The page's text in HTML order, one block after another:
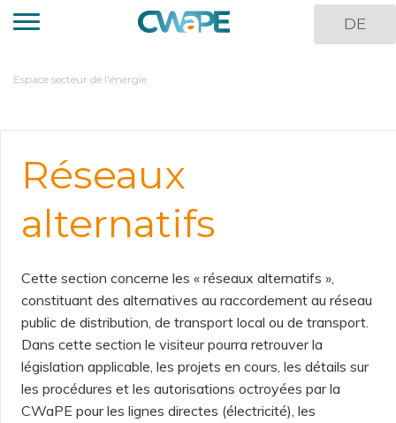
Direkt
zum
DE
You
Espace secteur de l'énergie
Réseaux
alternatifs
Cette section concerne les « réseaux alternatifs »,
constituant des alternatives au raccordement au réseau
public de distribution, de transport local ou de transport.
Dans cette section le visiteur pourra retrouver la
législation applicable, les projets en cours, les détails sur
les procédures et les autorisations octroyées par la
CWaPE pour les lignes directes (électricité), les